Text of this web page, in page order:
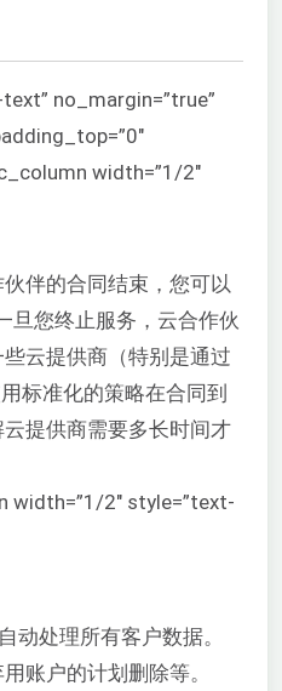
no_margin=”true”
width=”1/2″
伴的合同结束，您可以
旦您终止服务，云合作伙
云提供商（特别是通过
标准化的策略在合同到
提供商需要多长时间才
width=”1/2″ style=”text-
动处理所有客户数据。
账户的计划删除等。